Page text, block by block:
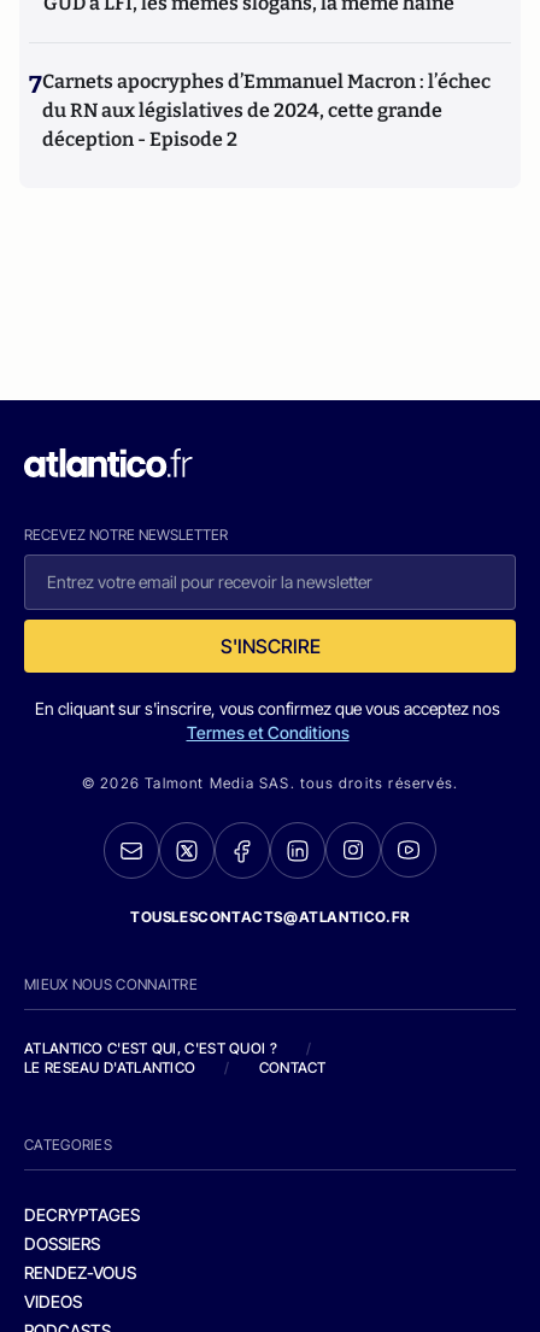
7Carnets apocryphes d’Emmanuel Macron : l’échec
du RN aux législatives de 2024, cette grande
déception - Episode 2
RECEVEZ NOTRE NEWSLETTER
S'INSCRIRE
En cliquant sur s'inscrire, vous confirmez que vous acceptez nos
Termes et Conditions
© 2026 Talmont Media SAS. tous droits réservés.
TOUSLESCONTACTS@ATLANTICO.FR
MIEUX NOUS CONNAITRE
ATLANTICO C'EST QUI, C'EST QUOI ?
/
LE RESEAU D'ATLANTICO
/ CONTACT
CATEGORIES
DECRYPTAGES
DOSSIERS
RENDEZ-VOUS
VIDEOS